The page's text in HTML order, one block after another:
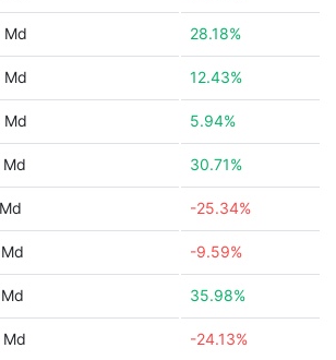
28.18%
12.43%
5.94%
30.71%
-25.34%
-9.59%
35.98%
-24.13%